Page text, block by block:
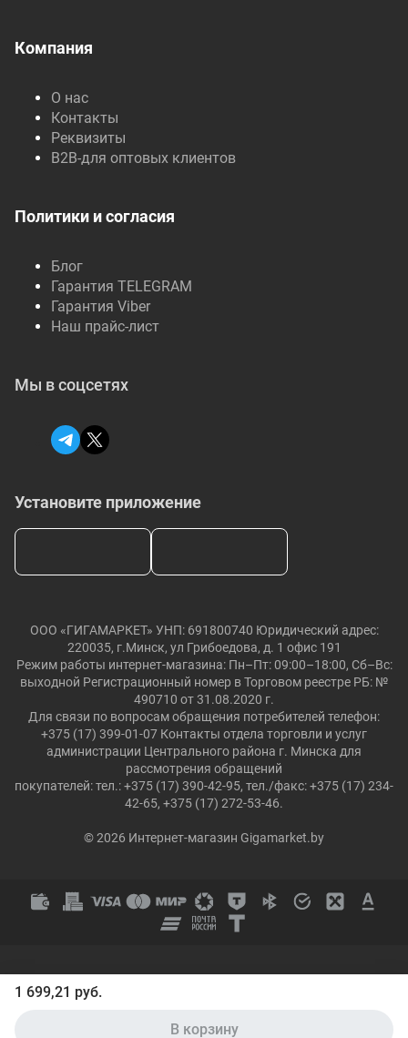
1 699,21 руб.
В корзину
Компания
О нас
Контакты
Реквизиты
B2B-для оптовых клиентов
Политики и согласия
Блог
Гарантия TELEGRAM
Гарантия Viber
Наш прайс-лист
Установите приложение
Мы в соцсетях
ООО «ГИГАМАРКЕТ» УНП: 691800740 Юридический адрес:
220035, г.Минск, ул Грибоедова, д. 1 офис 191
Режим работы интернет-магазина: Пн–Пт: 09:00–18:00, Сб–Вс:
выходной Регистрационный номер в Торговом реестре РБ: №
490710 от 31.08.2020 г.
Для связи по вопросам обращения потребителей телефон:
+375 (17) 399-01-07 Контакты отдела торговли и услуг
администрации Центрального района г. Минска для
рассмотрения обращений
покупателей: тел.: +375 (17) 390-42-95, тел./факс: +375 (17) 234-
42-65, +375 (17) 272-53-46.
© 2026 Интернет-магазин Gigamarket.by